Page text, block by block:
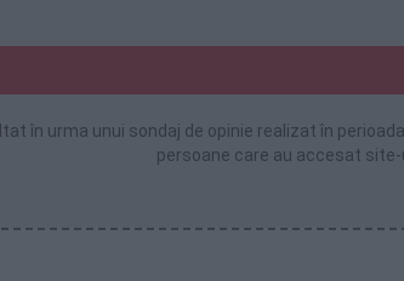
în urma unui sondaj de opinie realizat în
persoane care au accesat site-